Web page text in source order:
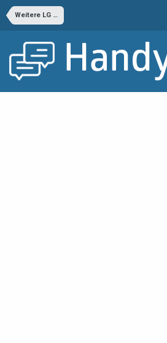
Weitere LG Android Handys